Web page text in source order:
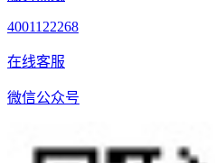
4001122268
在线客服
微信公众号